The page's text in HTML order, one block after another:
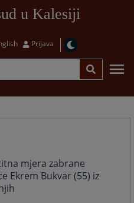
u Kalesiji
Prijava
mjera zabrane
Ekrem Bukvar (55) iz